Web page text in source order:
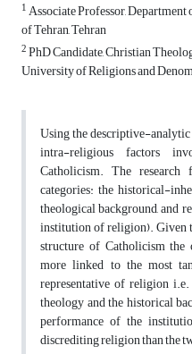
1Associate Professor,
of Tehran, Tehran
2PhD Candidate, Christian
University of Religions and
Using the descriptive-
intra-religious factors
Catholicism. The
categories: the historical-
theological background, and
institution of religion). Given
structure of Catholicism
more linked to the most
representative of religion
theology and the historical
performance of the
discrediting religion than the